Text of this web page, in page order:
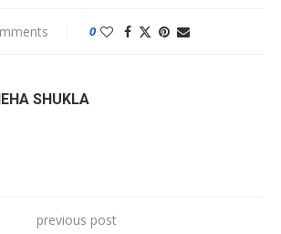
0
SHUKLA
previous post